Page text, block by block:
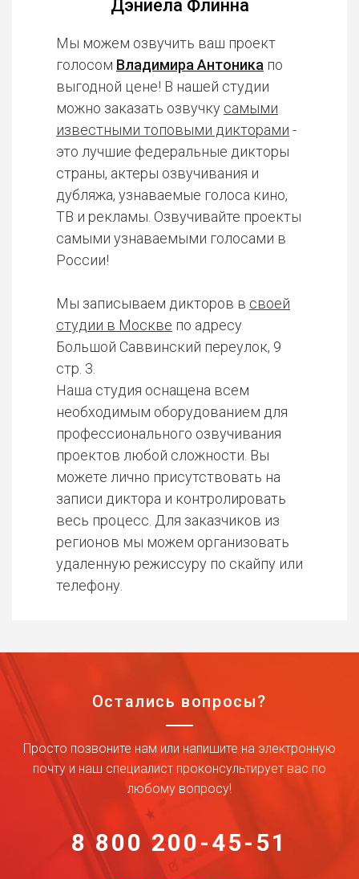
Дэниела Флинна
Мы можем озвучить ваш проект
голосом Владимира Антоника по
выгодной цене! В нашей студии
можно заказать озвучку самыми
известными топовыми дикторами -
это лучшие федеральные дикторы
страны, актеры озвучивания и
дубляжа, узнаваемые голоса кино,
ТВ и рекламы. Озвучивайте проекты
самыми узнаваемыми голосами в
России!
Мы записываем дикторов в своей
студии в Москве по адресу
Большой Саввинский переулок, 9
стр. 3.
Наша студия оснащена всем
необходимым оборудованием для
профессионального озвучивания
проектов любой сложности. Вы
можете лично присутствовать на
записи диктора и контролировать
весь процесс. Для заказчиков из
регионов мы можем организовать
удаленную режиссуру по скайпу или
телефону.
Остались вопросы?
Просто позвоните нам или напишите на электронную
почту и наш специалист проконсультирует вас по
любому вопросу!
8 800 200-45-51